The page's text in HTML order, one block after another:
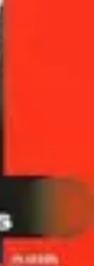
et